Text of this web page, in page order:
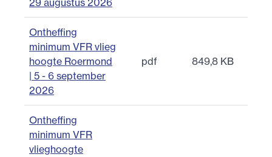
29 augustus 2026
Ontheffing
minimum VFR vlieg
hoogte Roermond
| 5 - 6 september
2026
pdf 849,8 KB
Ontheffing
minimum VFR
vlieghoogte